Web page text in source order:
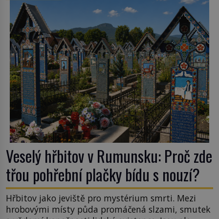
podobné obří vlny obávat i v Evropě? Vznik
tsunami si […]
Veselý hřbitov v Rumunsku: Proč zde
třou pohřební plačky bídu s nouzí?
Hřbitov jako jeviště pro mystérium smrti. Mezi
hrobovými místy půda promáčená slzami, smutek